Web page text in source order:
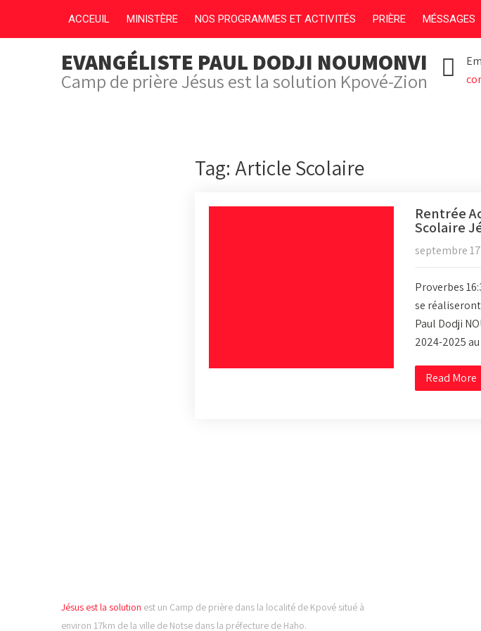
ACCEUIL MINISTÈRE NOS PROGRAMMES ET ACTIVITÉS PRIÈRE MÉSSAGES
EVANGÉLISTE PAUL DODJI NOUMONVI
Camp de prière Jésus est la solution Kpové-Zion
Tag: Article Scolaire
Rentrée
Scolaire
septembre
Proverbes
se
Paul Dodji
2024-2025
Read More
Jésus est la solution est un Camp de prière dans la localité de Kpové situé à
environ 17km de la ville de Notse dans la préfecture de Haho.